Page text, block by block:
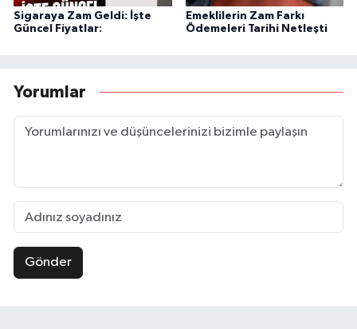
Sigaraya Zam Geldi: İşte
Güncel Fiyatlar:
Emeklilerin Zam Farkı
Ödemeleri Tarihi Netleşti
Yorumlar
Gönder